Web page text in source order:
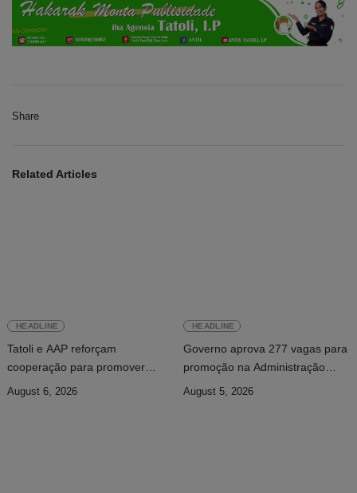
Share
Related Articles
HEADLINE
Tatoli e AAP reforçam
cooperação para promover
jornalismo profissional em
August 6, 2026
HEADLINE
Governo aprova 277 vagas para
promoção na Administração
Pública
August 5, 2026